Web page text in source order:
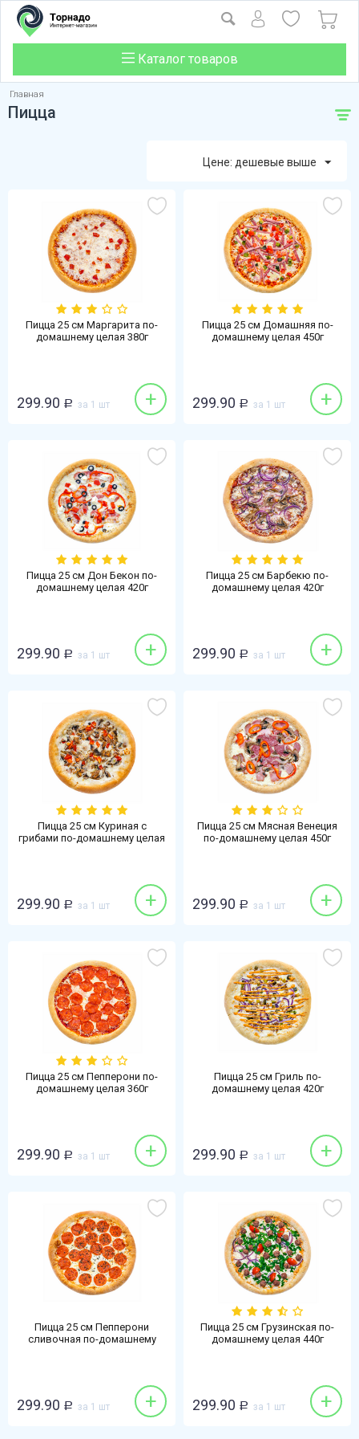
Каталог товаров
Главная
Пицца
Цене: дешевые выше
Пицца 25 см Маргарита по-
домашнему целая 380г
299.90 Р за 1 шт +
Пицца 25 см Домашняя по-
домашнему целая 450г
299.90 Р за 1 шт +
Пицца 25 см Дон Бекон по-
домашнему целая 420г
299.90 Р за 1 шт +
Пицца 25 см Барбекю по-
домашнему целая 420г
299.90 Р за 1 шт +
Пицца 25 см Куриная с
грибами по-домашнему целая
299.90 Р за 1 шт +
Пицца 25 см Мясная Венеция
по-домашнему целая 450г
299.90 Р за 1 шт +
Пицца 25 см Пепперони по-
домашнему целая 360г
299.90 Р за 1 шт +
Пицца 25 см Гриль по-
домашнему целая 420г
299.90 Р за 1 шт +
Пицца 25 см Пепперони
сливочная по-домашнему
299.90 Р за 1 шт +
Пицца 25 см Грузинская по-
домашнему целая 440г
299.90 Р за 1 шт +